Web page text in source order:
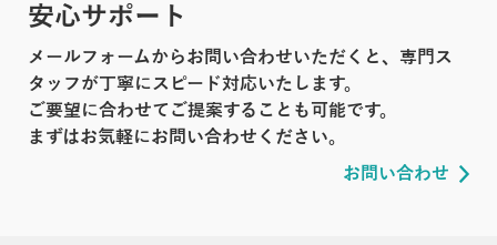
安心サポート
メールフォームからお問い合わせいただくと、専門ス
タッフが丁寧にスピード対応いたします。
ご要望に合わせてご提案することも可能です。
まずはお気軽にお問い合わせください。
お問い合わせ